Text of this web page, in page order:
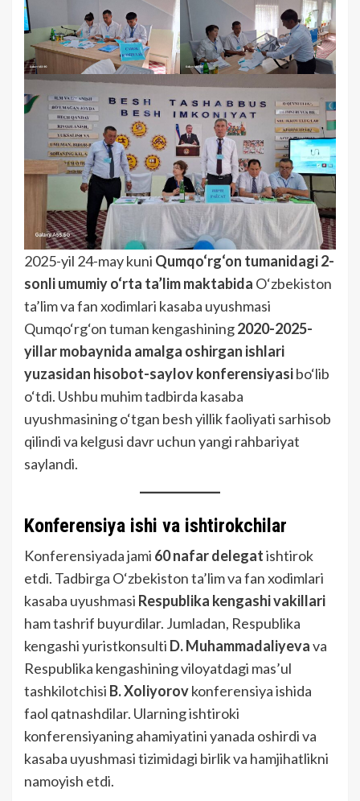
2025-yil 24-may kuni Qumqo‘rg‘on tumanidagi 2-
sonli umumiy o‘rta ta’lim maktabida O‘zbekiston
ta’lim va fan xodimlari kasaba uyushmasi
Qumqo‘rg‘on tuman kengashining2020-2025-
yillar mobaynida amalga oshirgan ishlari
yuzasidan hisobot-saylov konferensiyasibo‘lib
o‘tdi. Ushbu muhim tadbirda kasaba
uyushmasining o‘tgan besh yillik faoliyati sarhisob
qilindi va kelgusi davr uchun yangi rahbariyat
saylandi.
Konferensiya ishi va ishtirokchilar
Konferensiyada jami 60 nafar delegatishtirok
etdi. Tadbirga O‘zbekiston ta’lim va fan xodimlari
kasaba uyushmasi Respublika kengashi vakillari
ham tashrif buyurdilar. Jumladan, Respublika
kengashi yuristkonsulti D. Muhammadaliyevava
Respublika kengashining viloyatdagi mas’ul
tashkilotchisi B. Xoliyorovkonferensiya ishida
faol qatnashdilar. Ularning ishtiroki
konferensiyaning ahamiyatini yanada oshirdi va
kasaba uyushmasi tizimidagi birlik va hamjihatlikni
namoyish etdi.